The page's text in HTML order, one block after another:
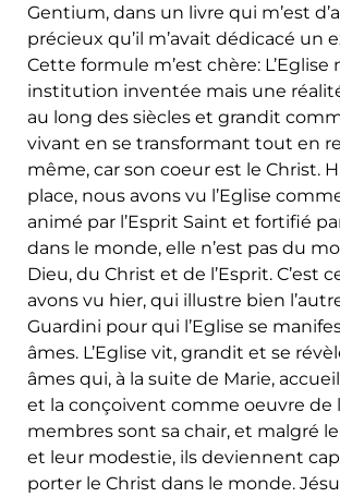
Gentium, dans un livre qui m’est
précieux qu’il m’avait dédicacé un
Cette formule m’est chère: L’Eglise
institution inventée mais une
au long des siècles et grandit
vivant en se transformant tout en
même, car son coeur est le Christ.
place, nous avons vu l’Eglise
animé par l’Esprit Saint et fortifié
dans le monde, elle n’est pas du
Dieu, du Christ et de l’Esprit. C’est
avons vu hier, qui illustre bien
Guardini pour qui l’Eglise se
âmes. L’Eglise vit, grandit et se
âmes qui, à la suite de Marie,
et la conçoivent comme oeuvre de
membres sont sa chair, et malgré
et leur modestie, ils deviennent
porter le Christ dans le monde.